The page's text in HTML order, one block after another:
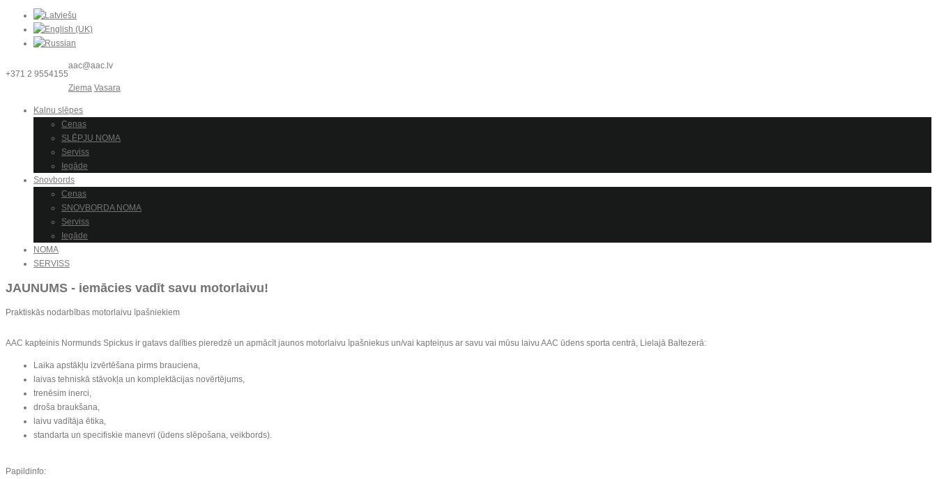
+371 2 9554155
aac@aac.lv
Ziema Vasara
Kalnu slēpes
Cenas
SLĒPJU NOMA
Serviss
Iegāde
Snovbords
Cenas
SNOVBORDA NOMA
Serviss
Iegāde
NOMA
SERVISS
JAUNUMS - iemācies vadīt savu motorlaivu!
Praktiskās nodarbības motorlaivu īpašniekiem
AAC kapteinis Normunds Spickus ir gatavs dalīties pieredzē un apmācīt jaunos motorlaivu īpašniekus un/vai kapteiņus ar savu vai mūsu laivu AAC ūdens sporta centrā, Lielajā Baltezerā:
Laika apstākļu izvērtēšana pirms brauciena,
laivas tehniskā stāvokļa un komplektācijas novērtējums,
trenēsim inerci,
droša braukšana,
laivu vadītāja ētika,
standarta un specifiskie manevri (ūdens slēpošana, veikbords).
Papildinfo: